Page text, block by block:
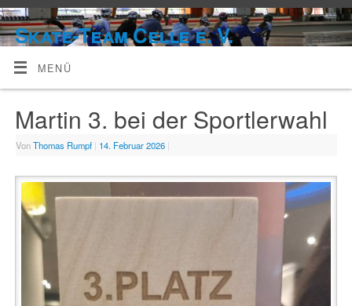
Skate-Team Celle e. V.
MENÜ
Martin 3. bei der Sportlerwahl
VonThomas Rumpf | 14. Februar 2026 |